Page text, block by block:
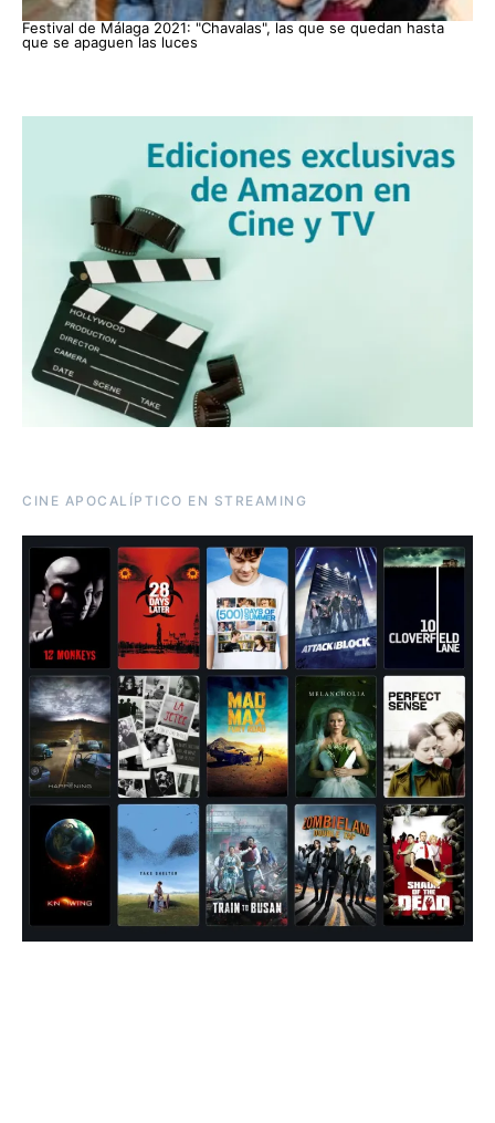
Festival de Málaga 2021: "Chavalas", las que se quedan hasta
que se apaguen las luces
CINE APOCALÍPTICO EN STREAMING